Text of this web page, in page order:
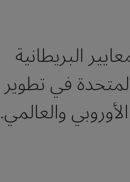
البريطانية
في تطوير
والعالمي.